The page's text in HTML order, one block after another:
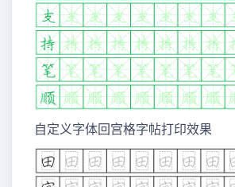
自定义字体回宫格字帖打印效果